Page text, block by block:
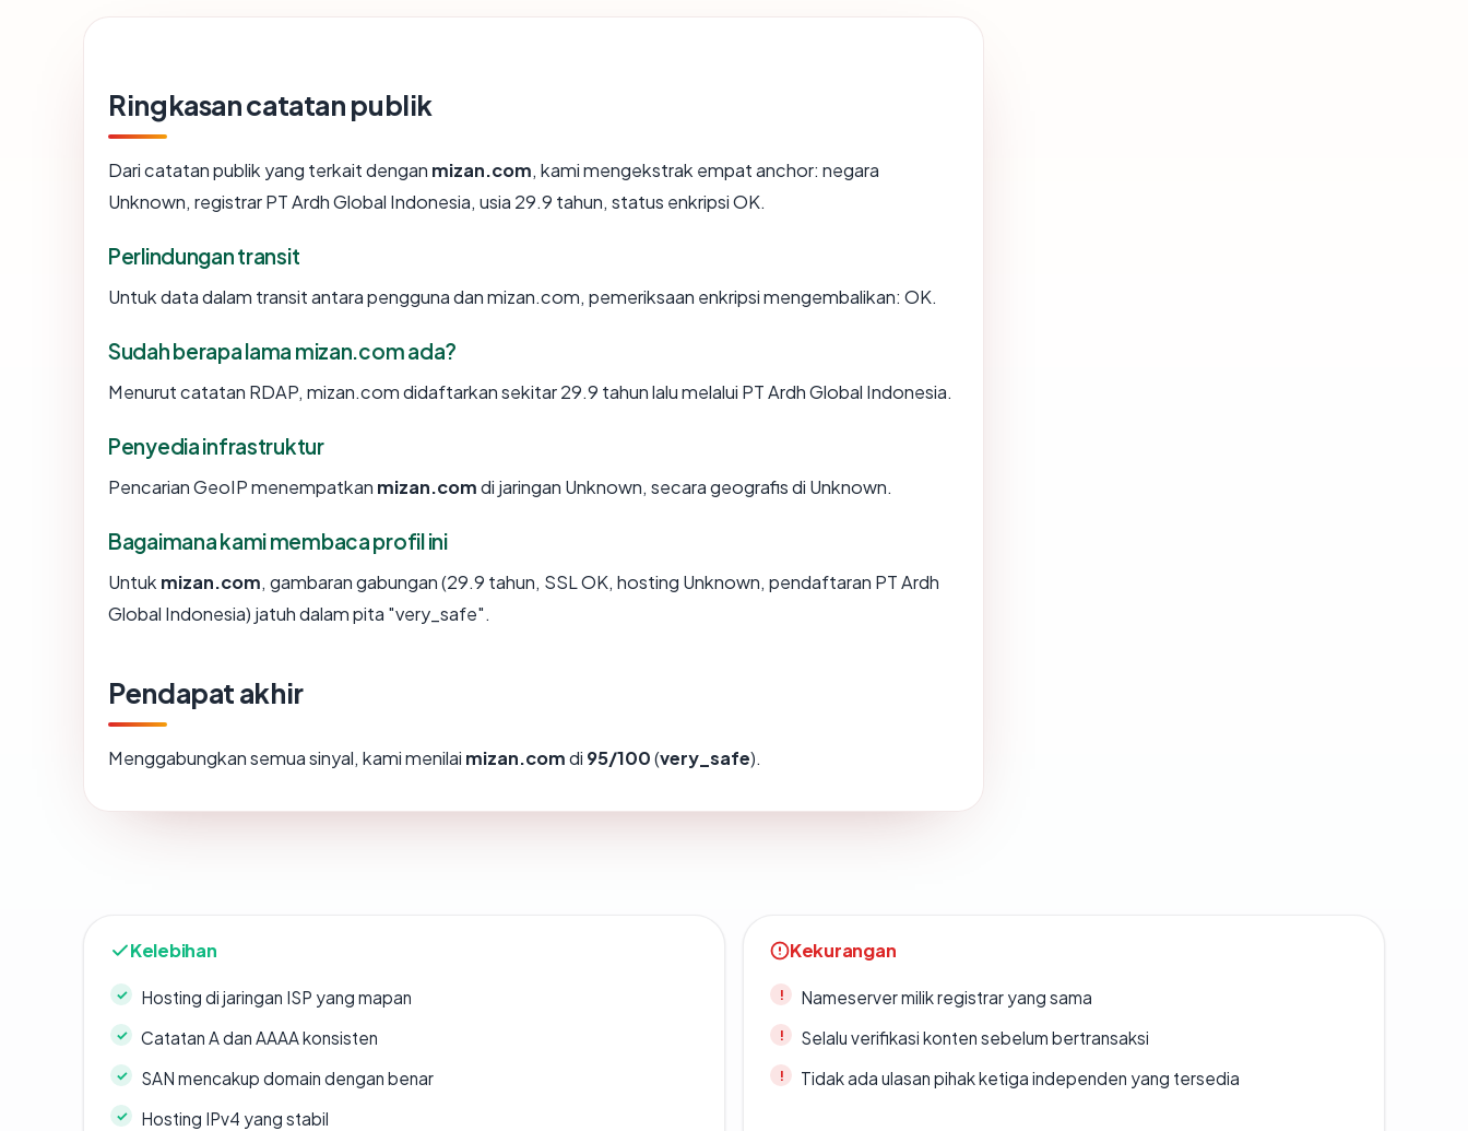
Ringkasan catatan publik
Dari catatan publik yang terkait dengan mizan.com, kami mengekstrak empat anchor: negara
Unknown, registrar PT Ardh Global Indonesia, usia 29.9 tahun, status enkripsi OK.
Perlindungan transit
Untuk data dalam transit antara pengguna dan mizan.com, pemeriksaan enkripsi mengembalikan: OK.
Sudah berapa lama mizan.com ada?
Menurut catatan RDAP, mizan.com didaftarkan sekitar 29.9 tahun lalu melalui PT Ardh Global Indonesia.
Penyedia infrastruktur
Pencarian GeoIP menempatkan mizan.comdi jaringan Unknown, secara geografis di Unknown.
Bagaimana kami membaca profil ini
Untuk mizan.com, gambaran gabungan (29.9 tahun, SSL OK, hosting Unknown, pendaftaran PT Ardh
Global Indonesia) jatuh dalam pita "very_safe".
Pendapat akhir
Menggabungkan semua sinyal, kami menilai mizan.comdi 95/100(very_safe).
Kelebihan
Hosting di jaringan ISP yang mapan
Catatan A dan AAAA konsisten
SAN mencakup domain dengan benar
Hosting IPv4 yang stabil
Kekurangan
Nameserver milik registrar yang sama
Selalu verifikasi konten sebelum bertransaksi
Tidak ada ulasan pihak ketiga independen yang tersedia